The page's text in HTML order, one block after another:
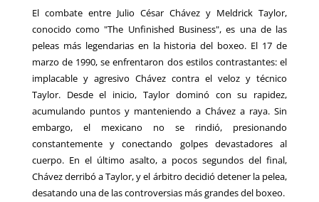
El combate entre Julio César Chávez y Meldrick Taylor,
conocido como "The Unfinished Business", es una de las
peleas más legendarias en la historia del boxeo. El 17 de
marzo de 1990, se enfrentaron dos estilos contrastantes: el
implacable y agresivo Chávez contra el veloz y técnico
Taylor. Desde el inicio, Taylor dominó con su rapidez,
acumulando puntos y manteniendo a Chávez a raya. Sin
embargo, el mexicano no se rindió, presionando
constantemente y conectando golpes devastadores al
cuerpo. En el último asalto, a pocos segundos del final,
Chávez derribó a Taylor, y el árbitro decidió detener la pelea,
desatando una de las controversias más grandes del boxeo.